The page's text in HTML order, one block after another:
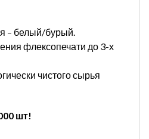
– белый/бурый.
флексопечати до 3-х
чистого сырья
шт!